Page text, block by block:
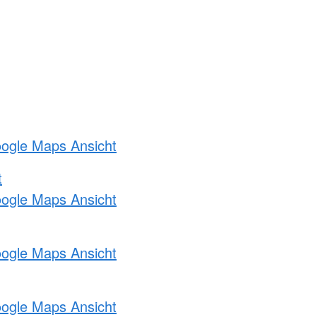
Maps Ansicht
Maps Ansicht
Maps Ansicht
Maps Ansicht